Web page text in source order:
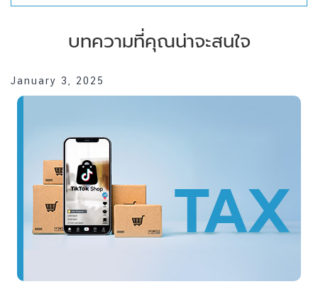
บทความที่คุณน่าจะสนใจ
January 3, 2025